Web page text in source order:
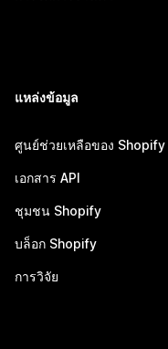
แหล่งข้อมูล
ศูนย์ช่วยเหลือของ Shopify
เอกสาร API
ชุมชน Shopify
บล็อก Shopify
การวิจัย